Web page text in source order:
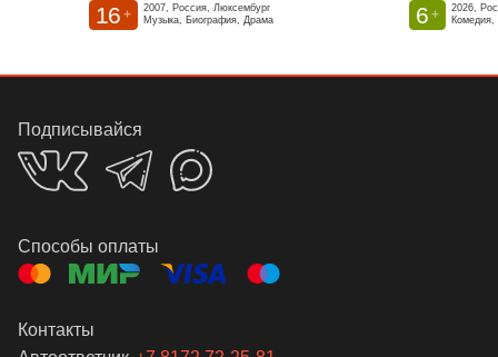
16 +
2007, Россия, Люксембург
Музыка, Биография, Драма
6 +
2026,
Комедия,
Подписывайся
Способы оплаты
Контакты